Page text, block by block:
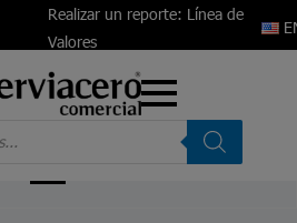
Realizar un reporte: Línea de
Valores